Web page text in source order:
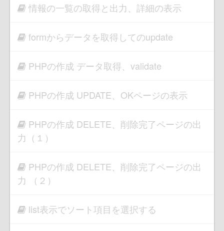
情報の一覧の取得と出力、詳細の表示
formからデータを取得してのupdate
PHPの作成 データ取得、validate
PHPの作成 UPDATE、OKページの表示
PHPの作成 DELETE、削除完了ページの出
力（１）
PHPの作成 DELETE、削除完了ページの出
力 （２）
list表示でソート項目を選択する